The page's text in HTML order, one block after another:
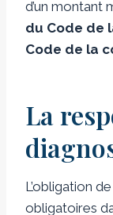
d’un montant
du Code de
Code de la
La
L’obligation
obligatoires